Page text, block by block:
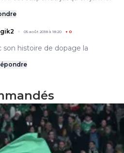
05 août 2018 à 18:20 + 0
son histoire de dopage la